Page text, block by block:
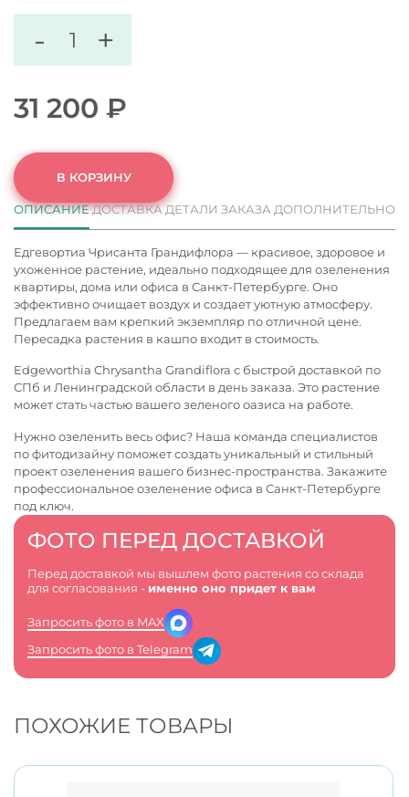
- +
31 200 ₽
В КОРЗИНУ
ФОТО ПЕРЕД ДОСТАВКОЙ
Перед доставкой мы вышлем фото растения со склада
для согласования - именно оно придет к вам
Запросить фото в MAX
Запросить фото в Telegram
ОПИСАНИЕДОСТАВКАДЕТАЛИ ЗАКАЗА ДОПОЛНИТЕЛЬНО
Едгевортиа Чрисанта Грандифлора — красивое, здоровое и
ухоженное растение, идеально подходящее для озеленения
квартиры, дома или офиса в Санкт-Петербурге. Оно
эффективно очищает воздух и создает уютную атмосферу.
Предлагаем вам крепкий экземпляр по отличной цене.
Пересадка растения в кашпо входит в стоимость.
Edgeworthia Chrysantha Grandiflora с быстрой доставкой по
СПб и Ленинградской области в день заказа. Это растение
может стать частью вашего зеленого оазиса на работе.
Нужно озеленить весь офис? Наша команда специалистов
по фитодизайну поможет создать уникальный и стильный
проект озеленения вашего бизнес-пространства. Закажите
профессиональноеозеленение офиса в Санкт-Петербурге
под ключ.
ПОХОЖИЕ ТОВАРЫ